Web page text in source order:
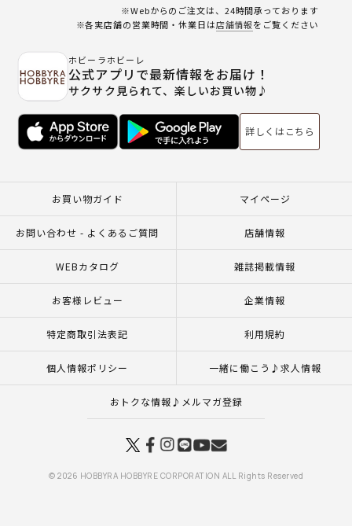
※Webからのご注文は、24時間承っております
※各実店舗の営業時間・休業日は店舗情報をご覧ください
ホビーラホビーレ
公式アプリで最新情報をお届け！
サクサク見られて、楽しいお買い物♪
詳しくはこちら
お買い物ガイド マイページ
お問い合わせ - よくあるご質問 店舗情報
WEBカタログ 雑誌掲載情報
お客様レビュー 企業情報
特定商取引法表記 利用規約
個人情報ポリシー 一緒に働こう♪求人情報
おトクな情報♪メルマガ登録
© 2026 HOBBYRA HOBBYRE CORPORATION ALL Rights Reserved